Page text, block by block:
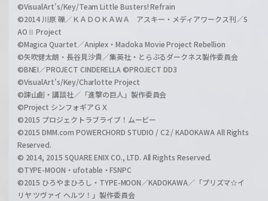
©VisualArt's/Key/Team Little Busters! Refrain
©2014 川原 礫／ＫＡＤＯＫＡＷＡ アスキー・メディアワークス刊／S
AOⅡ Project
©Magica Quartet／Aniplex・Madoka Movie Project Rebellion
©矢吹健太朗・長谷見沙貴／集英社・とらぶるダークネス製作委員会
©BNEI／PROJECT CINDERELLA ©PROJECT DD3
©VisualArt's/Key/Charlotte Project
©諫山創・講談社／「進撃の巨人」製作委員会
©Project シンフォギアＧＸ
©2015 プロジェクトラブライブ！ムービー
©2015 DMM.com POWERCHORD STUDIO / C2 / KADOKAWA All Rights
Reserved.
© 2014, 2015 SQUARE ENIX CO., LTD. All Rights Reserved.
©TYPE-MOON・ufotable・FSNPC
©2015 ひろやまひろし・TYPE-MOON／KADOKAWA／「プリズマ☆イ
リヤ ツヴァイ ヘルツ！」製作委員会